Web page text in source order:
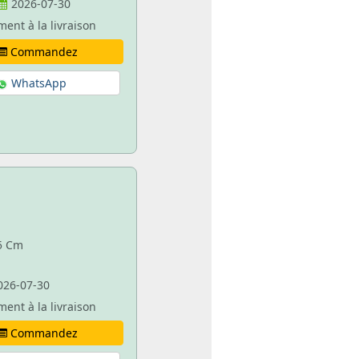
2026-07-30
à la livraison
Commandez
WhatsApp
Cm
07-30
à la livraison
Commandez